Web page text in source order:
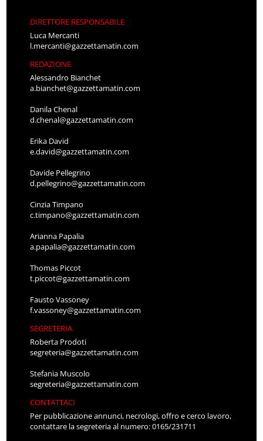
DIRETTORE RESPONSABILE
Luca Mercanti
l.mercanti@gazzettamatin.com
REDAZIONE
Alessandro Bianchet
a.bianchet@gazzettamatin.com
Danila Chenal
d.chenal@gazzettamatin.com
Erika David
e.david@gazzettamatin.com
Davide Pellegrino
d.pellegrino@gazzettamatin.com
Cinzia Timpano
c.timpano@gazzettamatin.com
Arianna Papalia
a.papalia@gazzettamatin.com
Thomas Piccot
t.piccot@gazzettamatin.com
Fausto Vassoney
f.vassoney@gazzettamatin.com
SEGRETERIA
Roberta Prodoti
segreteria@gazzettamatin.com
Stefania Muscolo
segreteria@gazzettamatin.com
CONTATTACI
Per pubblicazione annunci, necrologi, offro e cerco lavoro,
contattare la segreteria al numero: 0165/231711